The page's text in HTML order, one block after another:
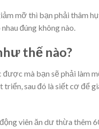
mỡ thì bạn phải thâm
đúng không nào.
thế nào?
được mà bạn sẽ phải làm
sau đó là siết cơ để
viên ăn dư thừa thêm